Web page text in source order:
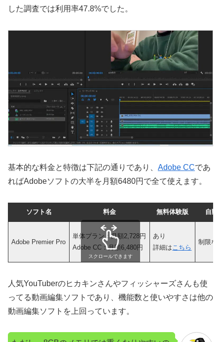
した調査では利用率47.8%でした。
基本的な料金と特徴は下記の通りであり、 Adobe CCであ
ればAdobeソフトの大半を月額6480円で全て使えます。
ソフト名 料金 無料体験版 自動
Adobe Premier Pro
単体プラン：月額2,728円
Adobe CC：月額6,480円
あり
詳細は こちら
制限な
スクロールできます
人気YouTuberのヒカキンさんやフィッシャーズさんも使
ってる動画編集ソフトであり、機能数と使いやすさは他の
動画編集ソフトを上回っています。